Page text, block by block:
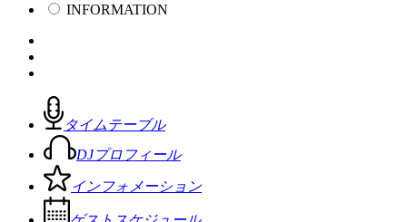
INFORMATION
タイムテーブル
DJプロフィール
インフォメーション